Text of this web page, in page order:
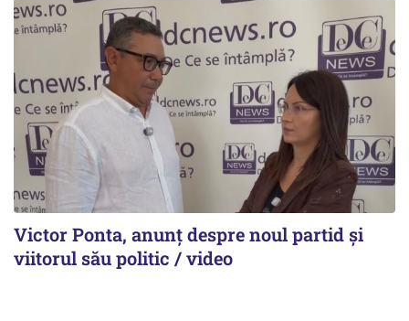
Victor Ponta, anunț despre noul partid și
viitorul său politic / video